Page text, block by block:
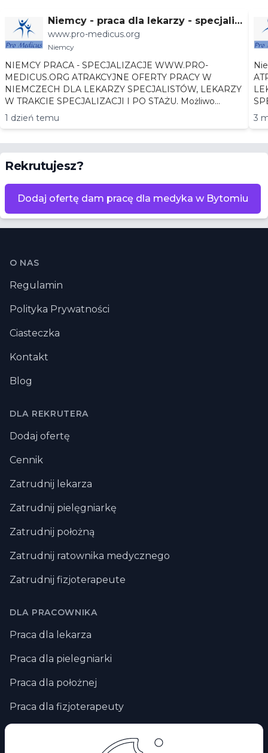
Niemcy - praca dla lekarzy - specjaliz
acje
www.pro-medicus.org
Niemcy
NIEMCY PRACA - SPECJALIZACJE WWW.PRO-
MEDICUS.ORG ATRAKCYJNE OFERTY PRACY W
NIEMCZECH DLA LEKARZY SPECJALISTÓW, LEKARZY
W TRAKCIE SPECJALIZACJI I PO STAŻU. Możliwo...
1 dzień temu
3
Rekrutujesz?
Dodaj ofertę dam pracę dla medyka w Bytomiu
Stopka
O NAS
Regulamin
Polityka Prywatności
Ciasteczka
Kontakt
Blog
DLA REKRUTERA
Dodaj ofertę
Cennik
Zatrudnij lekarza
Zatrudnij pielęgniarkę
Zatrudnij położną
Zatrudnij ratownika medycznego
Zatrudnij fizjoterapeute
DLA PRACOWNIKA
Praca dla lekarza
Praca dla pielegniarki
Praca dla położnej
Praca dla fizjoterapeuty